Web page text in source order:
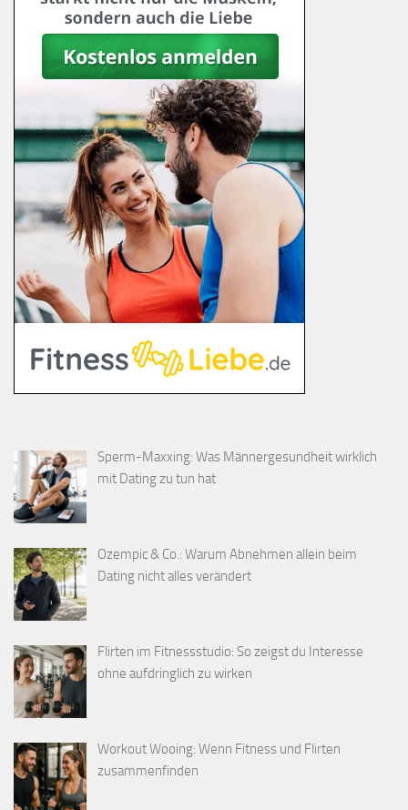
Sperm-Maxxing: Was Männergesundheit wirklich
mit Dating zu tun hat
Ozempic & Co.: Warum Abnehmen allein beim
Dating nicht alles verändert
Flirten im Fitnessstudio: So zeigst du Interesse
ohne aufdringlich zu wirken
Workout Wooing: Wenn Fitness und Flirten
zusammenfinden